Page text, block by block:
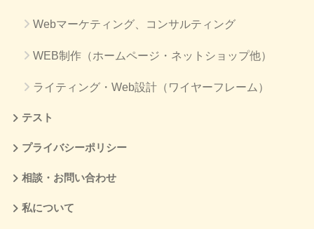
Webマーケティング、コンサルティング
WEB制作（ホームページ・ネットショップ他）
ライティング・Web設計（ワイヤーフレーム）
テスト
プライバシーポリシー
相談・お問い合わせ
私について